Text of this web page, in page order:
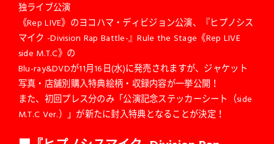
独ライブ公演
《Rep LIVE》のヨコハマ・ディビジョン公演、『ヒプノシス
マイク -Division Rap Battle-』Rule the Stage《Rep LIVE
side M.T.C》の
Blu-ray&DVDが11月16日(水)に発売されますが、ジャケット
写真・店舗別購入特典絵柄・収録内容が一挙公開！
また、初回プレス分のみ「公演記念ステッカーシート（side
M.T.C Ver.）」が新たに封入特典となることが決定！